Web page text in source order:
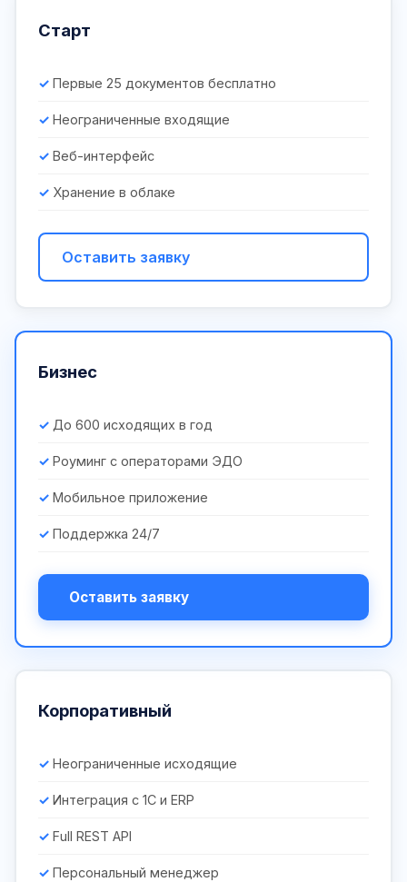
Старт
Первые 25 документов бесплатно
Неограниченные входящие
Веб-интерфейс
Хранение в облаке
Оставить заявку
Бизнес
До 600 исходящих в год
Роуминг с операторами ЭДО
Мобильное приложение
Поддержка 24/7
Оставить заявку
Корпоративный
Неограниченные исходящие
Интеграция с 1С и ERP
Full REST API
Персональный менеджер